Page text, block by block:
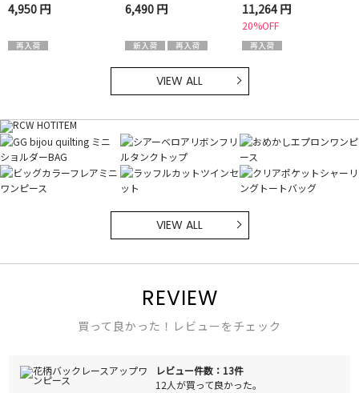
4,950 円 6,490 円 11,264 円
20%OFF
VIEW ALL
VIEW ALL
REVIEW
買って良かった！レビューをチェック
レビュー件数：13件
12人が買って良かった。